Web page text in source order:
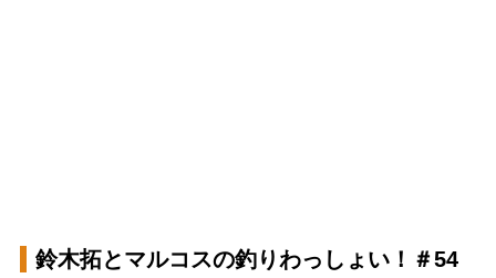
鈴木拓とマルコスの釣りわっしょい！＃54